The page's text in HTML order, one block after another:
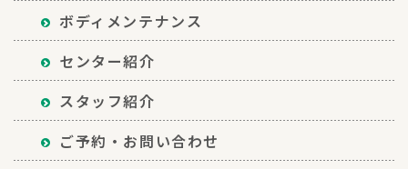
ボディメンテナンス
センター紹介
スタッフ紹介
ご予約・お問い合わせ